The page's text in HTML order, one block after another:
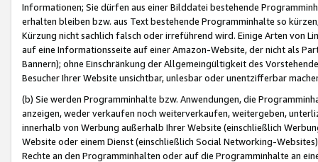
Informationen; Sie dürfen aus einer Bilddatei bestehende
erhalten bleiben bzw. aus Text bestehende Programminhalte so
Kürzung nicht sachlich falsch oder irreführend wird. Einige Arten von
auf eine Informationsseite auf einer Amazon-Website, der nicht als
Bannern); ohne Einschränkung der Allgemeingültigkeit des
Besucher Ihrer Website unsichtbar, unlesbar oder unentzifferbar
(b) Sie werden Programminhalte bzw. Anwendungen, die
anzeigen, weder verkaufen noch weiterverkaufen, weitergeben,
innerhalb von Werbung außerhalb Ihrer Website (einschließlich
Website oder einem Dienst (einschließlich Social Networking-
Rechte an den Programminhalten oder auf die Programminhalte an